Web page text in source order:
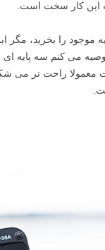
این کار سخت است.
موجود را بخرید،
می کنم سه پایه
معمولا راحت تر می